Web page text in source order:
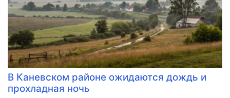
В Каневском районе ожидаются дождь и
прохладная ночь